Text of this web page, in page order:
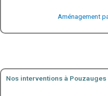
Aménagement
Nos interventions à Pouzauges